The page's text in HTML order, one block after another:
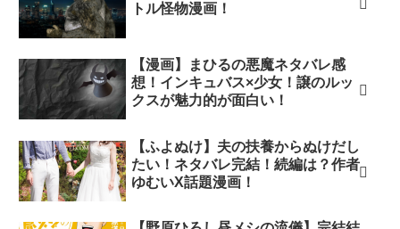
トル怪物漫画！
【漫画】まひるの悪魔ネタバレ感
想！インキュバス×少女！譲のルッ
クスが魅力的が面白い！
【ふよぬけ】夫の扶養からぬけだし
たい！ネタバレ完結！続編は？作者
ゆむいX話題漫画！